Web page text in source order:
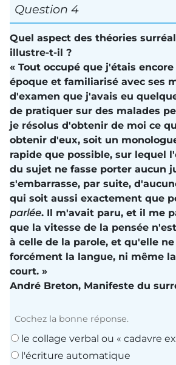
Question 4
Quel aspect des théories
illustre-t-il ?
« Tout occupé que j'étais
époque et familiarisé avec ses
d'examen que j'avais eu
de pratiquer sur des malades
je résolus d'obtenir de moi ce
obtenir d'eux, soit un
rapide que possible, sur lequel
du sujet ne fasse porter aucun
s'embarrasse, par suite,
qui soit aussi exactement que
parlée. Il m'avait paru, et il me
que la vitesse de la pensée
à celle de la parole, et qu'elle
forcément la langue, ni même
court. »
André Breton, Manifeste du
Cochez la bonne réponse.
le collage verbal ou « cadavre
l'écriture automatique